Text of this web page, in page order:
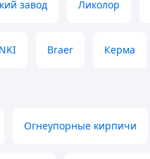
завод Ликолор
Braer Керма
Огнеупорные кирпичи